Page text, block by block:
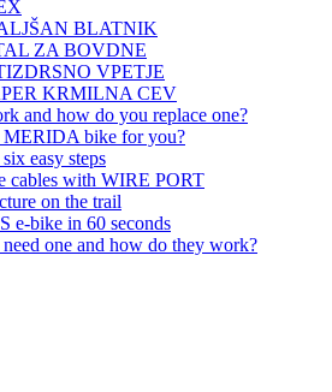
BLATNIK
ZA BOVDNE
VPETJE
KRMILNA CEV
and how do you replace one?
MERIDA bike for you?
easy steps
cables with WIRE PORT
on the trail
e-bike in 60 seconds
one and how do they work?